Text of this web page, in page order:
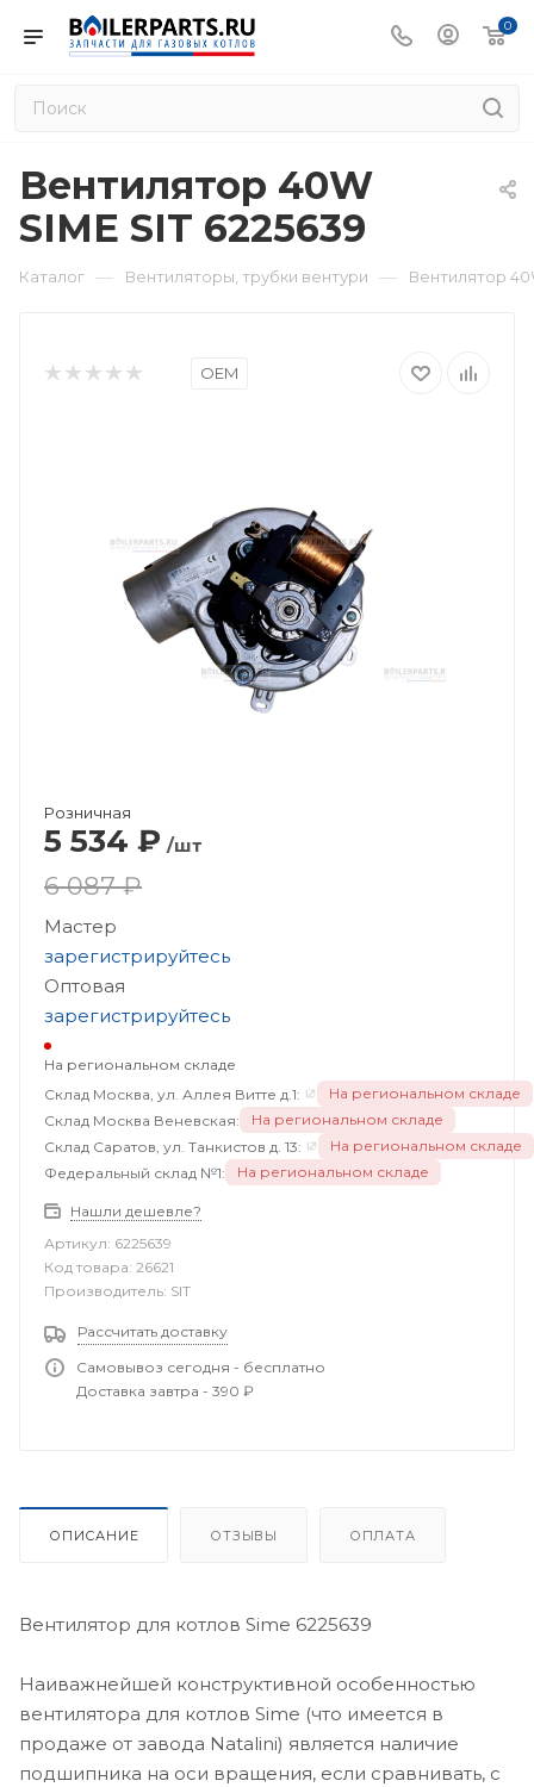
0
Вентилятор 40W
SIME SIT 6225639
Каталог — Вентиляторы, трубки вентури — Вентилятор
OEM
Розничная
5 534 ₽ /шт
6 087 ₽
Мастер
зарегистрируйтесь
Оптовая
зарегистрируйтесь
На региональном складе
Склад Москва, ул. Аллея Витте д.1:
На региональном складе
Склад Москва Веневская:
На региональном складе
Склад Саратов, ул. Танкистов д. 13:
На региональном складе
Федеральный склад №1:
На региональном складе
Нашли дешевле?
Артикул: 6225639
Код товара: 26621
Производитель: SIT
Рассчитать доставку
Самовывоз сегодня - бесплатно
Доставка завтра - 390 ₽
ОПИСАНИЕ ОТЗЫВЫ ОПЛАТА
Вентилятор для котлов Sime 6225639
Наиважнейшей конструктивной особенностью
вентилятора для котлов Sime (что имеется в
продаже от завода Natalini) является наличие
подшипника на оси вращения, если сравнивать, с